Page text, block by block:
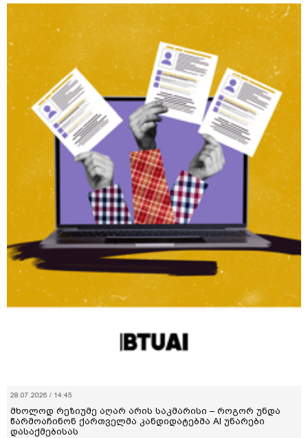
28.07.2026 / 14:45
მხოლოდ რეზიუმე აღარ არის საკმარისი – როგორ უნდა
წარმოაჩინონ ქართველმა კანდიდატებმა AI უნარები
დასაქმებისას